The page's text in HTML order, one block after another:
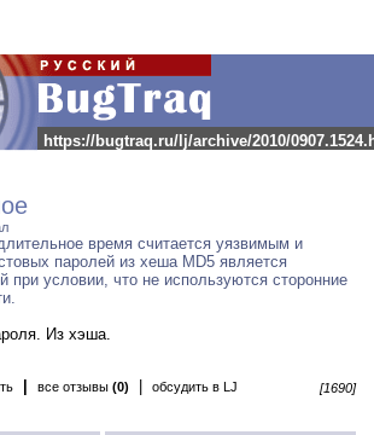
https://bugtraq.ru/lj/archive/2010/
время считается уязвимым и
паролей из хеша MD5 является
при условии, что не используются сторонние
Из хэша.
все отзывы (0) обсудить в LJ
[1690]